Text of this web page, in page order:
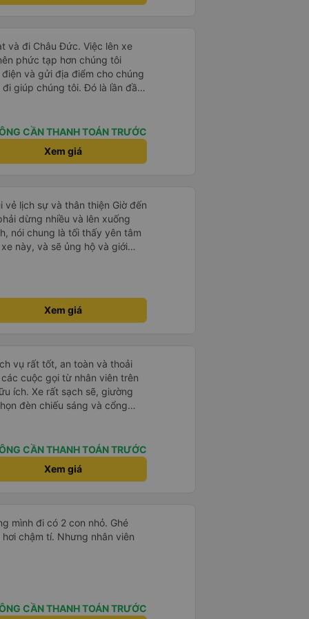
và đi Châu Đức. Việc lên xe
phức tạp hơn chúng tôi
và gửi địa điểm cho chúng
giúp chúng tôi. Đó là lần đầu
trẻ nhỏ khá thú vị. Chúng
dừng lại lúc nửa đêm ở Cần
Khi đến điểm dừng, họ đánh
chúng tôi đã sẵn sàng. Nhìn
Mỗi giường đều có gối và
và 1 trẻ em nằm thoải mái.
CẦN THANH TOÁN TRƯỚC
Xem giá
vẻ lịch sự và thân thiện Giờ đến
dừng nhiều và lên xuống
nói chung là tối thấy yên tâm
này, và sẽ ủng hộ và giới
vụ của nhà xe này
Xem giá
vụ rất tốt, an toàn và thoải
cuộc gọi từ nhân viên trên
ích. Xe rất sạch sẽ, giường
đèn chiếu sáng và cổng
Nhân viên rất lịch sự và xe
Cảm ơn!
CẦN THANH TOÁN TRƯỚC
Xem giá
mình đi có 2 con nhỏ. Ghé
chậm tí. Nhưng nhân viên
CẦN THANH TOÁN TRƯỚC